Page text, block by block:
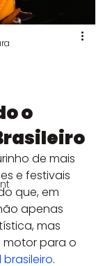
o
de mais
e festivais
que, em
apenas
mas
para o
.